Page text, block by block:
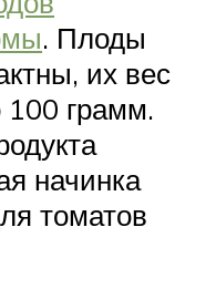
. Плоды
их вес
100 грамм.
начинка
томатов